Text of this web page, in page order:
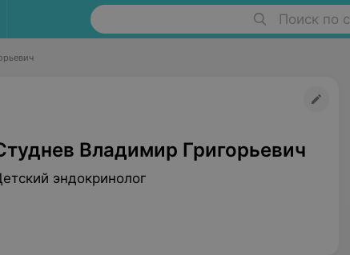
Поиск по
Владимир Григорьевич
эндокринолог